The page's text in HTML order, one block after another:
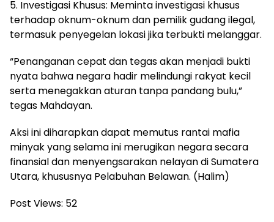
5. Investigasi Khusus: Meminta investigasi khusus
terhadap oknum-oknum dan pemilik gudang ilegal,
termasuk penyegelan lokasi jika terbukti melanggar.
“Penanganan cepat dan tegas akan menjadi bukti
nyata bahwa negara hadir melindungi rakyat kecil
serta menegakkan aturan tanpa pandang bulu,”
tegas Mahdayan.
Aksi ini diharapkan dapat memutus rantai mafia
minyak yang selama ini merugikan negara secara
finansial dan menyengsarakan nelayan di Sumatera
Utara, khususnya Pelabuhan Belawan. (Halim)
Post Views: 52